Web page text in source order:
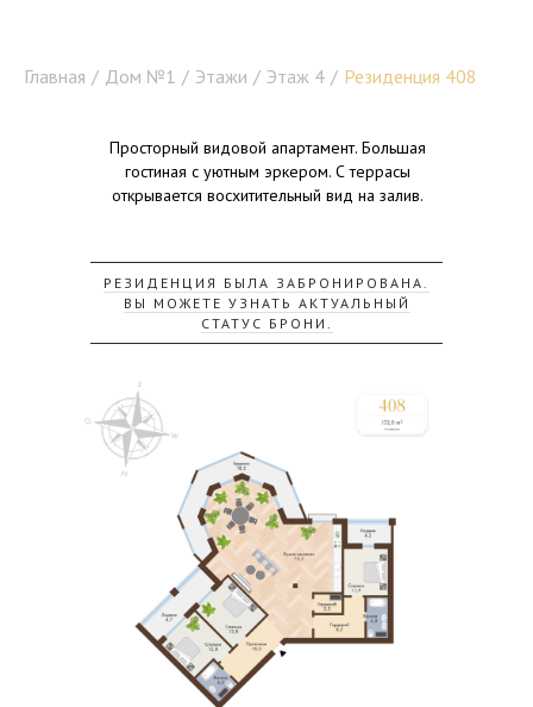
Главная / Дом №1 / Этажи / Этаж 4 / Резиденция 408
Резиденция 1
Просторный видовой апартамент. Большая
гостиная с уютным эркером. С террасы
открывается восхитительный вид на залив.
РЕЗИДЕНЦИЯ БЫЛА ЗАБРОНИРОВАНА.
ВЫ МОЖЕТЕ УЗНАТЬ АКТУАЛЬНЫЙ
СТАТУС БРОНИ.